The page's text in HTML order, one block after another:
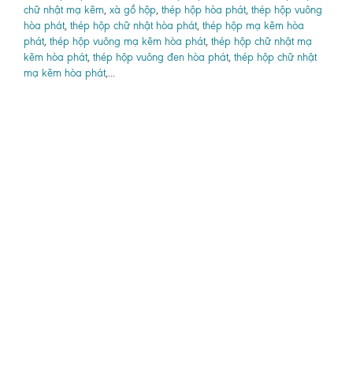
chữ nhật mạ kẽm, xà gồ hộp, thép hộp hòa phát, thép hộp vuông
hòa phát, thép hộp chữ nhật hòa phát, thép hộp mạ kẽm hòa
phát, thép hộp vuông mạ kẽm hòa phát, thép hộp chữ nhật mạ
kẽm hòa phát, thép hộp vuông đen hòa phát, thép hộp chữ nhật
mạ kẽm hòa phát,...